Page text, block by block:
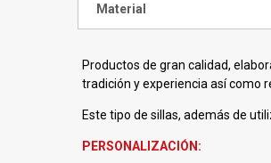
Material
Productos de gran calidad,
tradición y experiencia así como
Este tipo de sillas, además de
PERSONALIZACIÓN: